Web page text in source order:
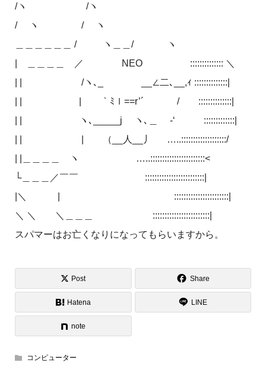
/ヽ /ヽ
/ ヽ / ヽ
＿＿＿＿＿＿ / ヽ＿＿/ ヽ
| ＿＿＿＿ ／ NEO :::::::::::::: ＼
| | /ヽ､_ __∠二､__,ｨ ::::::::::::::|
| | | ￣｀ﾐｌ==r’´ / ::::::::::::::|
| | ヽ､_____j ヽ､＿ -‘ :::::::::::::|
| | | （__人__丿 …..:::::::::::::::::::/
| |＿＿＿＿ ヽ …..:::::::::::::::::::::::<
└＿＿＿／￣￣ :::::::::::::::::::::::::|
|＼ | :::::::::::::::::::::::|
＼ ＼ ＼＿＿＿ ::::::::::::::::::::::::|
スパマーはお亡くなりになってもらいますから。
Post Share
Hatena LINE
note
コンピューター